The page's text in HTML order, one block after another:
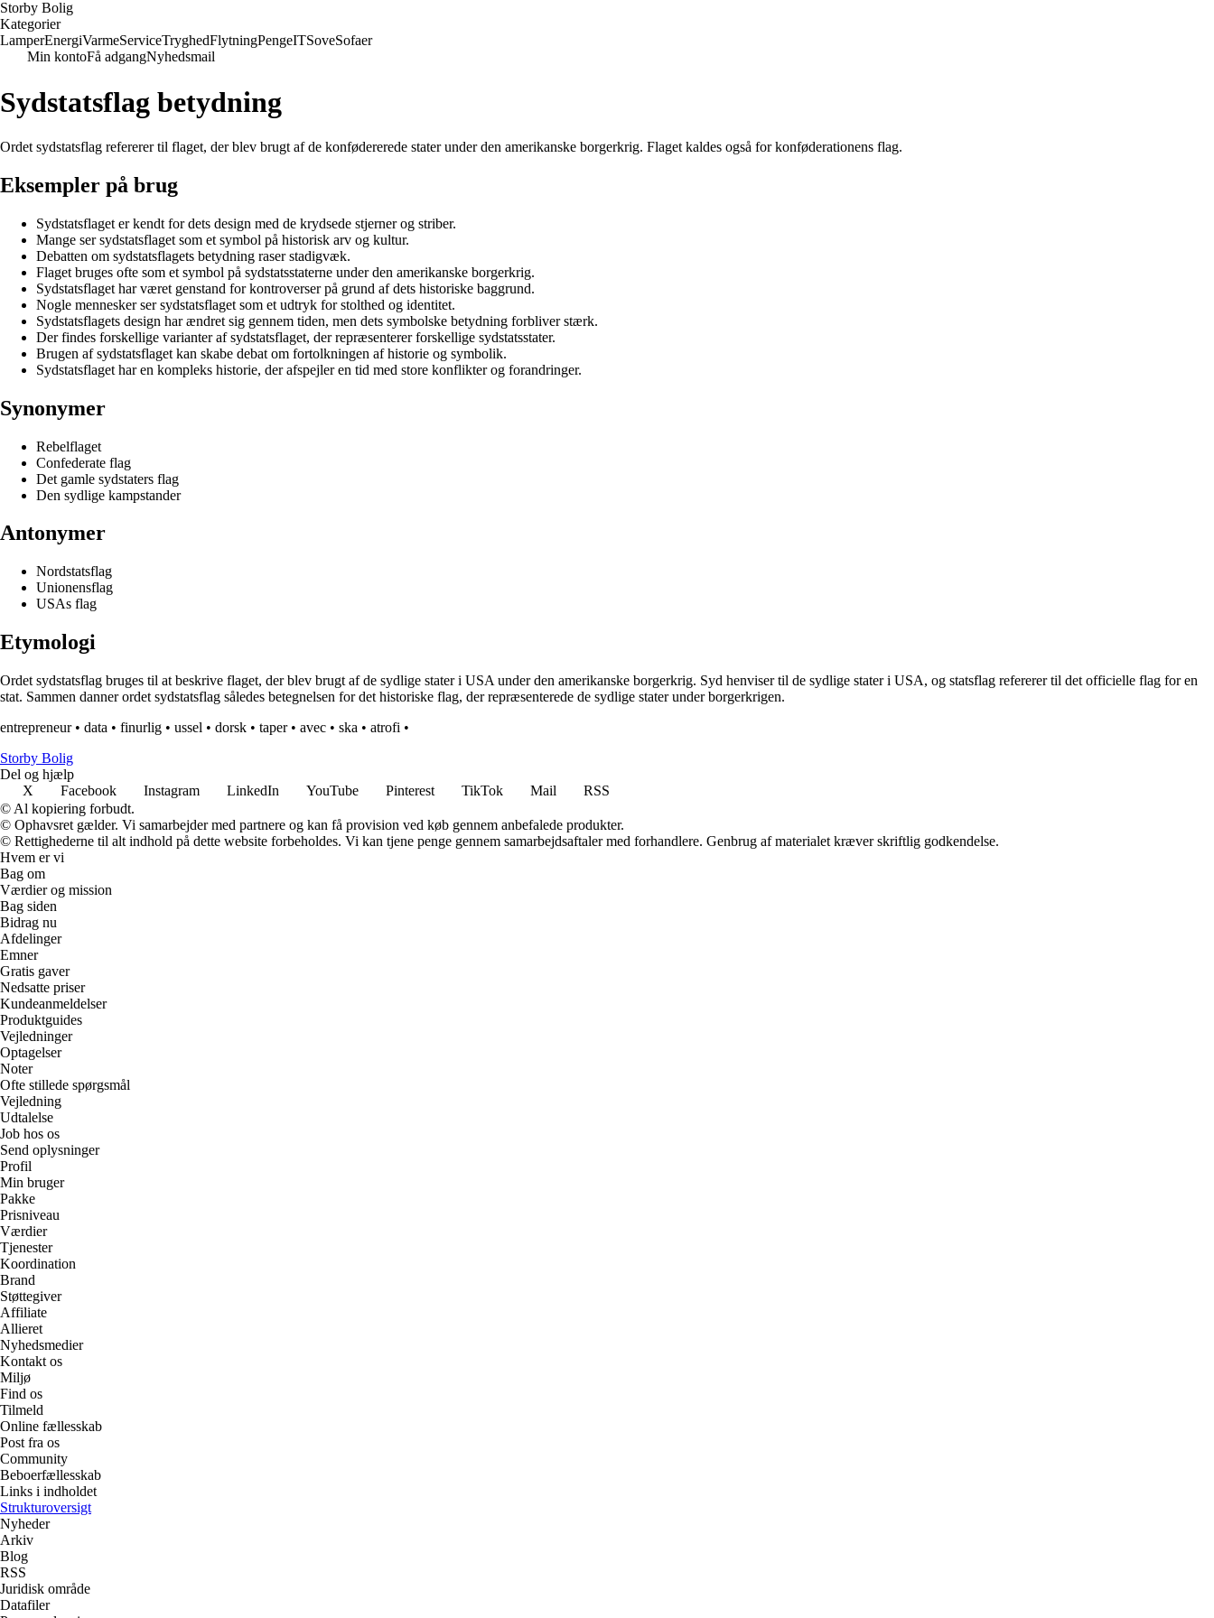
Storby Bolig
Kategorier
LamperEnergiVarmeServiceTryghedFlytningPengeITSoveSofaer
Min kontoFå adgangNyhedsmail
Sydstatsflag betydning
Ordet sydstatsflag refererer til flaget, der blev brugt af de konfødererede stater under den amerikanske borgerkrig. Flaget kaldes også for konføderationens flag.
Eksempler på brug
Sydstatsflaget er kendt for dets design med de krydsede stjerner og striber.
Mange ser sydstatsflaget som et symbol på historisk arv og kultur.
Debatten om sydstatsflagets betydning raser stadigvæk.
Flaget bruges ofte som et symbol på sydstatsstaterne under den amerikanske borgerkrig.
Sydstatsflaget har været genstand for kontroverser på grund af dets historiske baggrund.
Nogle mennesker ser sydstatsflaget som et udtryk for stolthed og identitet.
Sydstatsflagets design har ændret sig gennem tiden, men dets symbolske betydning forbliver stærk.
Der findes forskellige varianter af sydstatsflaget, der repræsenterer forskellige sydstatsstater.
Brugen af sydstatsflaget kan skabe debat om fortolkningen af historie og symbolik.
Sydstatsflaget har en kompleks historie, der afspejler en tid med store konflikter og forandringer.
Synonymer
Rebelflaget
Confederate flag
Det gamle sydstaters flag
Den sydlige kampstander
Antonymer
Nordstatsflag
Unionensflag
USAs flag
Etymologi
Ordet sydstatsflag bruges til at beskrive flaget, der blev brugt af de sydlige stater i USA under den amerikanske borgerkrig. Syd henviser til de sydlige stater i USA, og statsflag refererer til det officielle flag for en
stat. Sammen danner ordet sydstatsflag således betegnelsen for det historiske flag, der repræsenterede de sydlige stater under borgerkrigen.
entrepreneur• data • finurlig • ussel • dorsk • taper• avec • ska • atrofi •
Storby Bolig
Del og hjælp
X
Facebook Instagram LinkedIn YouTube Pinterest TikTok Mail
RSS
© Al kopiering forbudt.
© Ophavsret gælder. Vi samarbejder med partnere og kan få provision ved køb gennem anbefalede produkter.
© Rettighederne til alt indhold på dette website forbeholdes. Vi kan tjene penge gennem samarbejdsaftaler med forhandlere. Genbrug af materialet kræver skriftlig godkendelse.
Hvem er vi
Bag om
Værdier og mission
Bag siden
Bidrag nu
Afdelinger
Emner
Gratis gaver
Nedsatte priser
Kundeanmeldelser
Produktguides
Vejledninger
Optagelser
Noter
Ofte stillede spørgsmål
Vejledning
Udtalelse
Job hos os
Send oplysninger
Profil
Min bruger
Pakke
Prisniveau
Værdier
Tjenester
Koordination
Brand
Støttegiver
Affiliate
Allieret
Nyhedsmedier
Kontakt os
Miljø
Find os
Tilmeld
Online fællesskab
Post fra os
Community
Beboerfællesskab
Links i indholdet
Strukturoversigt
Nyheder
Arkiv
Blog
RSS
Juridisk område
Datafiler